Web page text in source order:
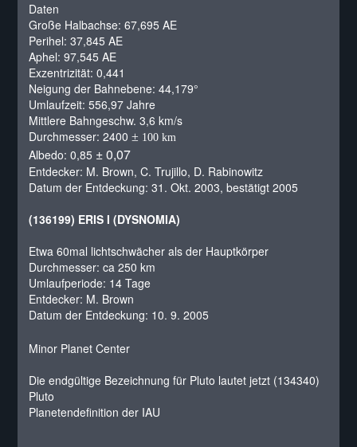
Daten
Große Halbachse: 67,695 AE
Perihel: 37,845 AE
Aphel: 97,545 AE
Exzentrizität: 0,441
Neigung der Bahnebene: 44,179°
Umlaufzeit: 556,97 Jahre
Mittlere Bahngeschw. 3,6 km/s
Durchmesser: 2400± 100 km
Albedo: 0,85 ± 0,07
Entdecker: M. Brown, C. Trujillo, D. Rabinowitz
Datum der Entdeckung: 31. Okt. 2003, bestätigt 2005
(136199) ERIS I (DYSNOMIA)
Etwa 60mal lichtschwächer als der Hauptkörper
Durchmesser: ca 250 km
Umlaufperiode: 14 Tage
Entdecker: M. Brown
Datum der Entdeckung: 10. 9. 2005
Minor Planet Center
Die endgültige Bezeichnung für Pluto lautet jetzt (134340)
Pluto
Planetendefinition der IAU